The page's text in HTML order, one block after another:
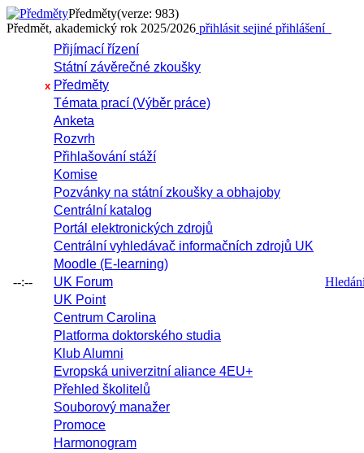
Předměty(verze: 983)
Předmět, akademický rok 2025/2026 přihlásit sejiné přihlášení
--:--
Přijímací řízení
Státní závěrečné zkoušky
x Předměty
Témata prací (Výběr práce)
Anketa
Rozvrh
Přihlašování stáží
Komise
Pozvánky na státní zkoušky a obhajoby
Centrální katalog
Portál elektronických zdrojů
Centrální vyhledávač informačních zdrojů UK
Moodle (E-learning)
UK Forum
UK Point
Centrum Carolina
Platforma doktorského studia
Klub Alumni
Evropská univerzitní aliance 4EU+
Přehled školitelů
Souborový manažer
Promoce
Harmonogram